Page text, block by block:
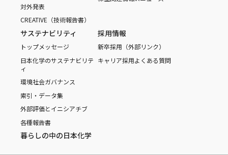
対外発表
CREATIVE（技術報告書）
サステナビリティ
トップメッセージ
日本化学のサステナビリテ
ィ
環境社会ガバナンス
索引・データ集
外部評価とイニシアチブ
各種報告書
採用情報
新卒採用（外部リンク）
キャリア採用よくある質問
暮らしの中の日本化学